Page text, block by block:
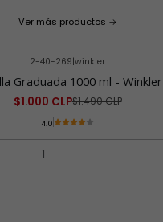
Ver más productos
2-40-269|winkler
Graduada 1000 ml - Winkler
$1.000 CLP$1.490 CLP
4.0